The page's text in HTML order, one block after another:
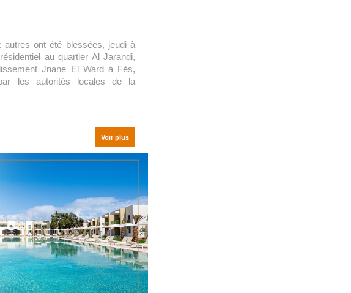
ont été blessées, jeudi à
au quartier Al Jarandi,
Jnane El Ward à Fès,
les autorités locales de la
Voir plus